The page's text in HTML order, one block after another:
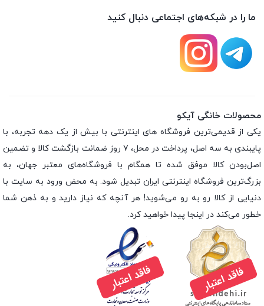
ما را در شبکه‌های اجتماعی دنبال کنید
محصولات خانگی آیکو
یکی از قدیمی‌ترین فروشگاه های اینترنتی با بیش از یک دهه تجربه، با
پایبندی به سه اصل، پرداخت در محل، ۷ روز ضمانت بازگشت کالا و تضمین
اصل‌بودن کالا موفق شده تا همگام با فروشگاه‌های معتبر جهان، به
بزرگ‌ترین فروشگاه اینترنتی ایران تبدیل شود. به محض ورود به سایت با
دنیایی از کالا رو به رو می‌شوید! هر آنچه که نیاز دارید و به ذهن شما
خطور می‌کند در اینجا پیدا خواهید کرد.